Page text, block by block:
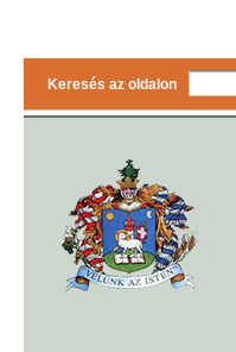
Keresés az oldalon